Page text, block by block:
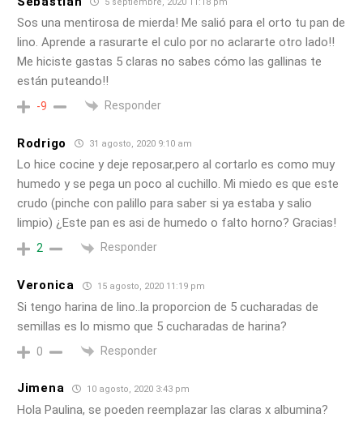
Sos una mentirosa de mierda! Me salió para el orto tu pan de
lino. Aprende a rasurarte el culo por no aclararte otro lado!!
Me hiciste gastas 5 claras no sabes cómo las gallinas te
están puteando!!
-9 Responder
Rodrigo 31 agosto, 2020 9:10 am
Lo hice cocine y deje reposar,pero al cortarlo es como muy
humedo y se pega un poco al cuchillo. Mi miedo es que este
crudo (pinche con palillo para saber si ya estaba y salio
limpio) ¿Este pan es asi de humedo o falto horno? Gracias!
2 Responder
Veronica 15 agosto, 2020 11:19 pm
Si tengo harina de lino..la proporcion de 5 cucharadas de
semillas es lo mismo que 5 cucharadas de harina?
0 Responder
Jimena 10 agosto, 2020 3:43 pm
Hola Paulina, se poeden reemplazar las claras x albumina?